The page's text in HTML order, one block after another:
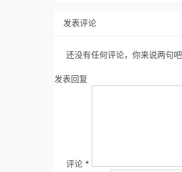
发表评论
还没有任何评论，你来说两句吧
发表回复
评论 *